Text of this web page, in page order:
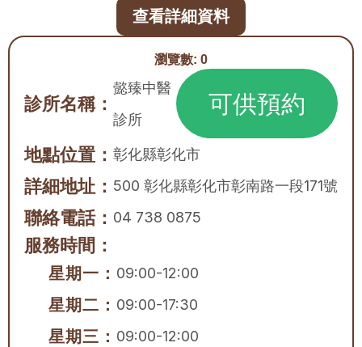
瀏覽數: 0
診所名稱：
懿臻中醫
診所
可供預約
地點位置： 彰化縣彰化市
詳細地址： 500 彰化縣彰化市彰南路一段171號
聯絡電話： 04 738 0875
服務時間：
星期一： 09:00-12:00
星期二： 09:00-17:30
星期三： 09:00-12:00
查看詳細資料